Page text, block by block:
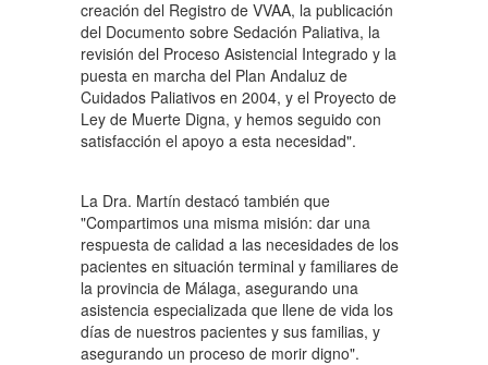
creación del Registro de VVAA, la publicación
del Documento sobre Sedación Paliativa, la
revisión del Proceso Asistencial Integrado y la
puesta en marcha del Plan Andaluz de
Cuidados Paliativos en 2004, y el Proyecto de
Ley de Muerte Digna, y hemos seguido con
satisfacción el apoyo a esta necesidad".
La Dra. Martín destacó también que
"Compartimos una misma misión: dar una
respuesta de calidad a las necesidades de los
pacientes en situación terminal y familiares de
la provincia de Málaga, asegurando una
asistencia especializada que llene de vida los
días de nuestros pacientes y sus familias, y
asegurando un proceso de morir digno".